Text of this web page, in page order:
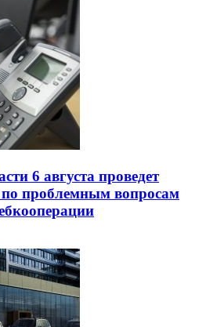
6 августа проведет
проблемным вопросам